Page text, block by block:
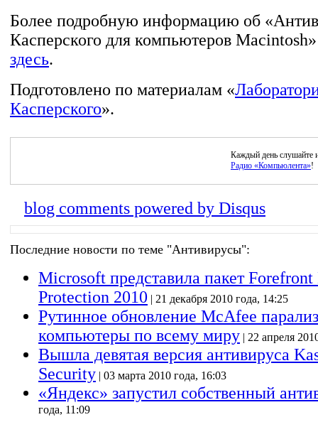
Более подробную информацию об
Касперского для компьютеров
здесь.
Подготовлено по материалам «
Касперского».
Каждый день слушайте
Радио «Компьюлента»!
blog comments powered by Disqus
Последние новости по теме "Антивирусы":
Microsoft представила пакет
Protection 2010 | 21 декабря 2010 года, 14:25
Рутинное обновление McAfee
компьютеры по всему миру | 22 апреля
Вышла девятая версия антивируса
Security | 03 марта 2010 года, 16:03
«Яндекс» запустил собственный
года, 11:09